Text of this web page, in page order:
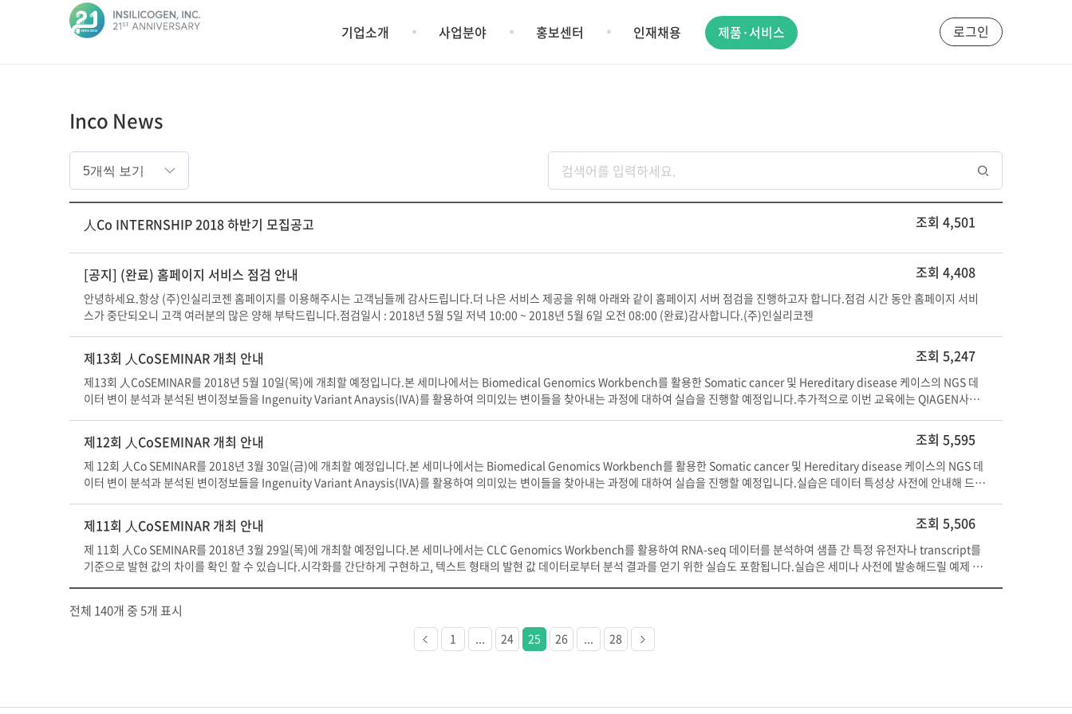
인
실
젠
로그인
기업소개 사업분야 홍보센터 인재채용 제품·서비스
Inco News
게시판
리스트
人Co INTERNSHIP 2018 하반기 모집공고 조회 4,501
[공지] (완료) 홈페이지 서비스 점검 안내 조회 4,408
안녕하세요.항상 (주)인실리코젠 홈페이지를 이용해주시는 고객님들께 감사드립니다.더 나은 서비스 제공을 위해 아래와 같이 홈페이지 서버 점검을 진행하고자 합니다.점검 시간 동안 홈페이지 서비
스가 중단되오니 고객 여러분의 많은 양해 부탁드립니다.점검일시 : 2018년 5월 5일 저녁 10:00 ~ 2018년 5월 6일 오전 08:00 (완료)감사합니다.(주)인실리코젠
제13회 人CoSEMINAR 개최 안내 조회 5,247
제13회 人CoSEMINAR를 2018년 5월 10일(목)에 개최할 예정입니다.본 세미나에서는 Biomedical Genomics Workbench를 활용한 Somatic cancer 및 Hereditary disease 케이스의 NGS 데
이터 변이 분석과 분석된 변이정보들을 Ingenuity Variant Anaysis(IVA)를 활용하여 의미있는 변이들을 찾아내는 과정에 대하여 실습을 진행할 예정입니다.추가적으로 이번 교육에는 QIAGEN사의
을 이용하고 계신 분들도 함께하시면 좋겠습니다.실습은 데이터 특성상 사전에 안내해 드리는 예제 데이터로 진행합니다.<교육안내>일시 : 2018년 5월 10일 10시 (교육 시작 10분 전까지 착석 요망)주
제 : Human NGS data variation 분석 교육교육생 : 20명 (선착순 접수)>> 수강신청이 조기마감 되었습니다.준비물 : 무선 인터넷 가능한 개인 노트북 (64bit 노트북 필수, 넷북은 지양, OS는 Windo
ws, Mac OS X, Linux 모두 가능, 사양이 좋을수록 분석에 유리), 필기류 등교육비 : 무료 (중식 무료제공)장소 : 경기도 용인시 기흥구 흥덕1로 13 흥덕IT밸리 A동 2904호 人Co FLEX<커리큘럼>시간
주제10:00 - 11:30BxWB 솔루션 소개 및 분석법 설명11:30 - 12:30점심식사12:30 - 13:40Somatic Cancer 분석 실습13:40 - 13:50휴식13:50 - 14:20Hereditary Disease 분석 실습 1 (BxWB 활
(IVA 활용)16:30 - 17:00질의 및 응답<교통안내>지하철 이용시 :청명역, 영통역(분당선)에서 하차 후 4-1번, 63번, 11-1번, 720-1번, 3번, 2-1번, 13-1번, 2-2번, 54번, 34번 버스 환승 가능수원역(1
호선, 분당선)에서 하차 후 2-1번, 10-2번, 10-5번, 11-1번 버스 환승 가능광교중앙역(신분당선)에서 하차 후 54번, 13-1번, 52번, 720-3번 버스 환승 가능 버스 이용시 : 광역버스(1007-1, 5006, 500
7, 7000) 하차 후 도보 3분 거리잠실역: 1007-1 / 강남역: 5006 / 서울역: 5007 / 사당역: 7000 자가용 이용시 :네비게이션 “인실리코젠” 또는 “흥덕IT밸리” 입력주차장안내 흥덕IT밸리 지하 주차장 이
용 (◈ 교통 및 주차장이 혼잡하오니 대중교통을 이용해 주시기 바랍니다.) 관련하여 문의사항이 있으시면 edu@insilicogen.com으로 연락 바랍니다. 감사합니다.
제12회 人CoSEMINAR 개최 안내 조회 5,595
제 12회 人Co SEMINAR를 2018년 3월 30일(금)에 개최할 예정입니다.본 세미나에서는 Biomedical Genomics Workbench를 활용한 Somatic cancer 및 Hereditary disease 케이스의 NGS 데
이터 변이 분석과 분석된 변이정보들을 Ingenuity Variant Anaysis(IVA)를 활용하여 의미있는 변이들을 찾아내는 과정에 대하여 실습을 진행할 예정입니다.실습은 데이터 특성상 사전에 안내해 드리
워크샵 신청하기 (온라인 신청이 안되시는 분들은 edu@insilicogen.com으로 회신 바랍니다.)준비물 : 무선 인터넷 가능한 개인 노트북 (넷북은 지양, OS는 Windows, Mac OS X, Linux 모두 가능,
사양이 좋을수록 분석에 유리), 필기류 등교육비 : 무료장소 : 경기도 용인시 기흥구 흥덕1로 13 흥덕IT밸리 A동 2904호 人Co FLEX<커리큘럼>시간주제13:00 - 13:30BxWB 및 IVA 솔루션 라이선스
적용13:30 - 14:20솔루션 소개 및 분석법 설명14:20 - 14:30휴식14:30 - 15:40Somatic cancer 분석 실습15:40 - 15:50휴식15:50 - 17:00Hereditary disease 분석 실습<교통안내>지하철 이용
시 :청명역, 영통역(분당선)에서 하차 후 4-1번, 63번, 11-1번, 720-1번, 3번, 2-1번, 13-1번, 2-2번, 54번, 34번 버스 환승 가능수원역(1호선, 분당선)에서 하차 후 2-1번, 10-2번, 10-5번, 11-1번 버
시기 바랍니다.) 관련하여 문의사항이 있으시면 edu@insilicogen.com으로 연락 바랍니다. 감사합니다.
제11회 人CoSEMINAR 개최 안내 조회 5,506
제 11회 人Co SEMINAR를 2018년 3월 29일(목)에 개최할 예정입니다.본 세미나에서는 CLC Genomics Workbench를 활용하여 RNA-seq 데이터를 분석하여 샘플 간 특정 유전자나 transcript를
기준으로 발현 값의 차이를 확인 할 수 있습니다.시각화를 간단하게 구현하고, 텍스트 형태의 발현 값 데이터로부터 분석 결과를 얻기 위한 실습도 포함됩니다.실습은 세미나 사전에 발송해드릴 예제 데
등교육비 : 무료 장소 : 경기도 용인시 기흥구 흥덕1로 13 흥덕IT밸리 A동 2904호 人Co FLEX<커리큘럼>시간내용비고13:00 - 13:30프로그램 설치 및 라이선스 적용실습데이터 옮기기13:30 - 14:10
RNA-seq 방법에 대한 이론 설명14:10 - 14:20휴식14:20 - 15:30예제데이터로 실습15:30 - 16:00발현값 데이터로 CLC Genomics Workbench에서 분석하기16:00 - 16:30질의사항 및 개인 컨설
팅<교통안내>지하철 이용시 :청명역, 영통역(분당선)에서 하차 후 4-1번, 63번, 11-1번, 720-1번, 3번, 2-1번, 13-1번, 2-2번, 54번, 34번 버스 환승 가능수원역(1호선, 분당선)에서 하차 후 2-1번, 10
전체 140개 중 5개 표시
이전
1 ... 24 25 26 ... 28
다음